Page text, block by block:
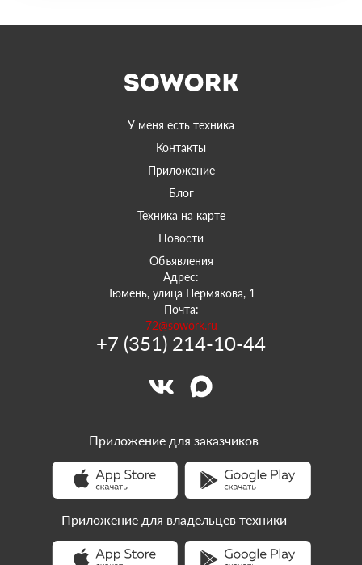
У меня есть техника
Контакты
Приложение
Блог
Техника на карте
Новости
Объявления
Адрес:
Тюмень, улица Пермякова, 1
Почта:
72@sowork.ru
+7 (351) 214-10-44
Приложение для заказчиков
Приложение для владельцев техники